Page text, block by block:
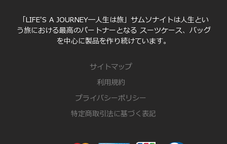
「LIFE'S A JOURNEY―人生は旅」サムソナイトは人生とい
う旅における最高のパートナーとなる スーツケース、バッグ
を中心に製品を作り続けています。
サイトマップ
利用規約
プライバシーポリシー
特定商取引法に基づく表記